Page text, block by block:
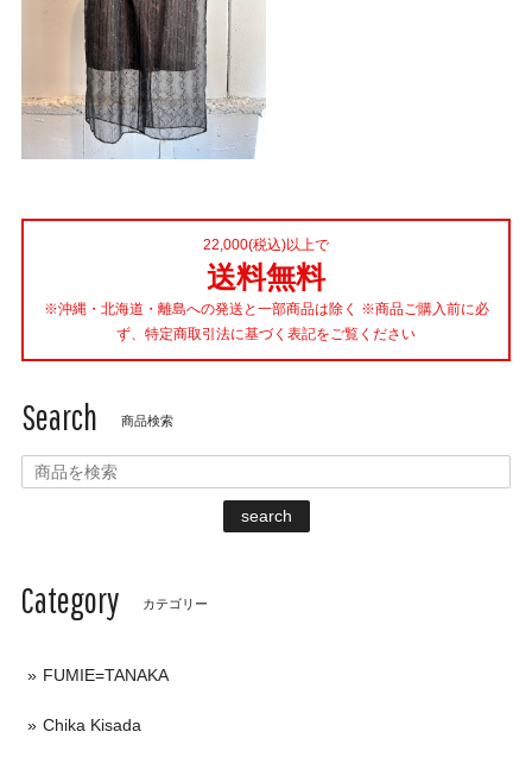
22,000(税込)以上で
送料無料
※沖縄・北海道・離島への発送と一部商品は除く ※商品ご購入前に必
ず、特定商取引法に基づく表記をご覧ください
Search 商品検索
search
Category カテゴリー
FUMIE=TANAKA
Chika Kisada